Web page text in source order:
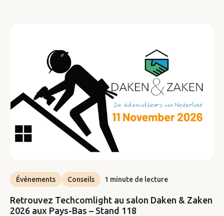
Événements Conseils 1 minute de lecture
Retrouvez Techcomlight au salon Daken & Zaken
2026 aux Pays-Bas – Stand 118